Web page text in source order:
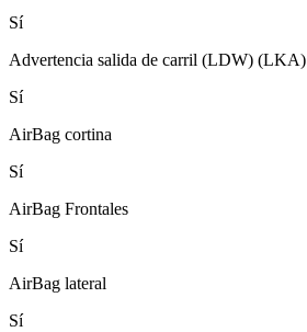
Sí
Advertencia salida de carril (LDW) (LKA)
Sí
AirBag cortina
Sí
AirBag Frontales
Sí
AirBag lateral
Sí